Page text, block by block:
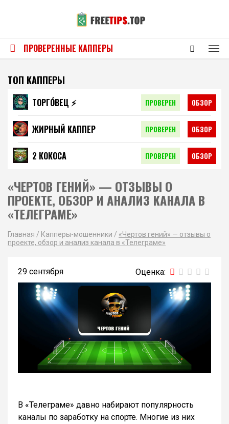
ПРОВЕРЕННЫЕ КАППЕРЫ
ТОП КАППЕРЫ
ТОРГО́ВЕЦ ⚡️ ПРОВЕРЕН ОБЗОР
ЖИРНЫЙ КАППЕР ПРОВЕРЕН ОБЗОР
2 КОКОСА ПРОВЕРЕН ОБЗОР
«ЧЕРТОВ ГЕНИЙ» — ОТЗЫВЫ О
ПРОЕКТЕ, ОБЗОР И АНАЛИЗ КАНАЛА В
«ТЕЛЕГРАМЕ»
Главная / Капперы-мошенники / «Чертов гений» — отзывы о
проекте, обзор и анализ канала в «Телеграме»
29 сентября
В «Телеграме» давно набирают популярность
каналы по заработку на спорте. Многие из них